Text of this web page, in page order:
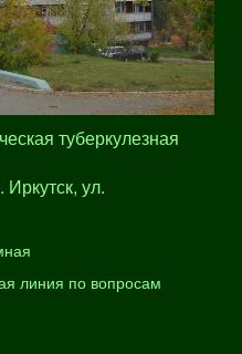
туберкулезная
Иркутск, ул.
линия по вопросам